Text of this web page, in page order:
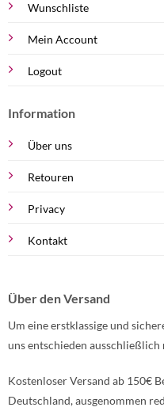
Wunschliste
Mein Account
Logout
Information
Über uns
Retouren
Privacy
Kontakt
Über den Versand
Um eine erstklassige und
uns entschieden
Kostenloser Versand ab 150€
Deutschland, ausgenommen